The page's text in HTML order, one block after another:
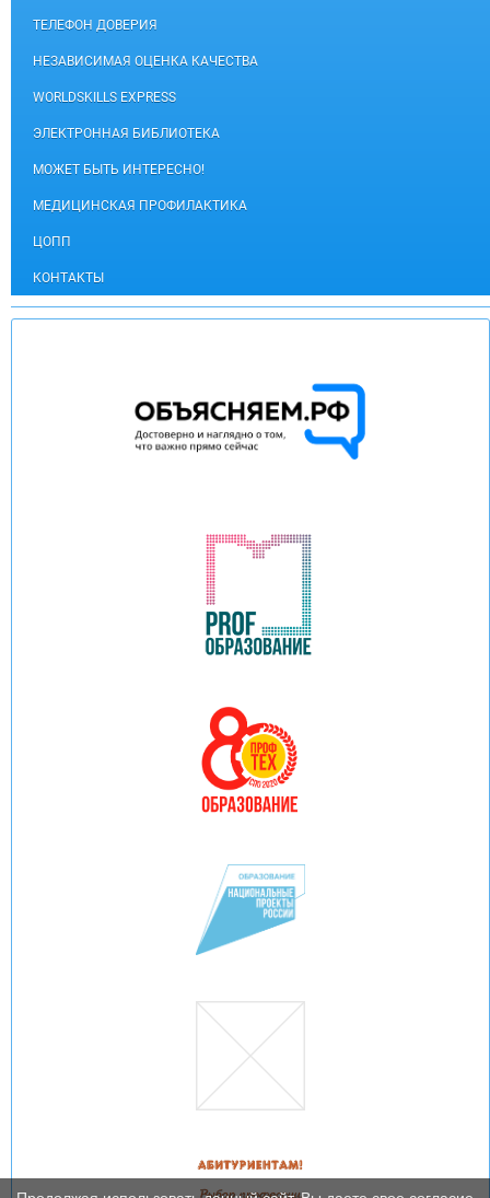
ТЕЛЕФОН ДОВЕРИЯ
НЕЗАВИСИМАЯ ОЦЕНКА КАЧЕСТВА
WORLDSKILLS EXPRESS
ЭЛЕКТРОННАЯ БИБЛИОТЕКА
МОЖЕТ БЫТЬ ИНТЕРЕСНО!
МЕДИЦИНСКАЯ ПРОФИЛАКТИКА
ЦОПП
КОНТАКТЫ